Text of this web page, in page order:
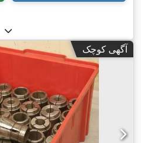
آگهی کوچک